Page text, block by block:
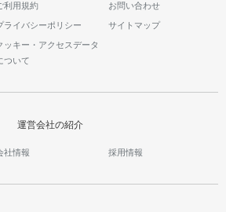
利用規約 お問い合わせ
ライバシーポリシー サイトマップ
ッキー・アクセスデータ
ついて
運営会社の紹介
社情報 採用情報